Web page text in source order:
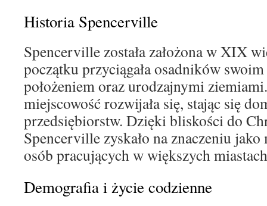
Historia Spencerville
Spencerville została założona w XIX
początku przyciągała osadników
położeniem oraz urodzajnymi
miejscowość rozwijała się, stając się
przedsiębiorstw. Dzięki bliskości do
Spencerville zyskało na znaczeniu
osób pracujących w większych
Demografia i życie codzienne